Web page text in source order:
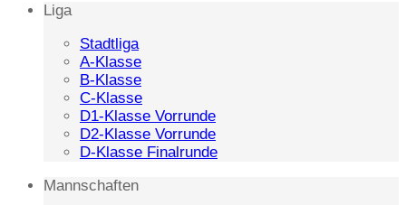
Liga
Stadtliga
A-Klasse
B-Klasse
C-Klasse
D1-Klasse Vorrunde
D2-Klasse Vorrunde
D-Klasse Finalrunde
Mannschaften